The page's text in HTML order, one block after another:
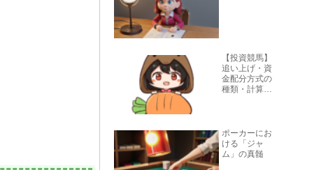
【投資競馬】
追い上げ・資
金配分方式の
種類・計算
ポーカーにお
ける「ジャ
ム」の真髄